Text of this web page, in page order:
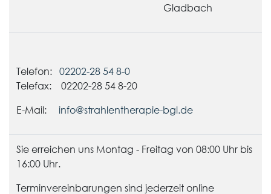
Gladbach
Telefon: 02202-28 54 8-0
Telefax: 02202-28 54 8-20
E-Mail: info@strahlentherapie-bgl.de
Sie erreichen uns Montag - Freitag von 08:00 Uhr bis
16:00 Uhr.
Terminvereinbarungen sind jederzeit online